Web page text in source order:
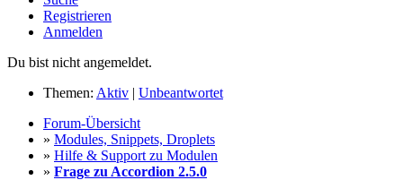
Registrieren
Anmelden
Du bist nicht angemeldet.
Themen: Aktiv | Unbeantwortet
Forum-Übersicht
» Modules, Snippets, Droplets
» Hilfe & Support zu Modulen
» Frage zu Accordion 2.5.0